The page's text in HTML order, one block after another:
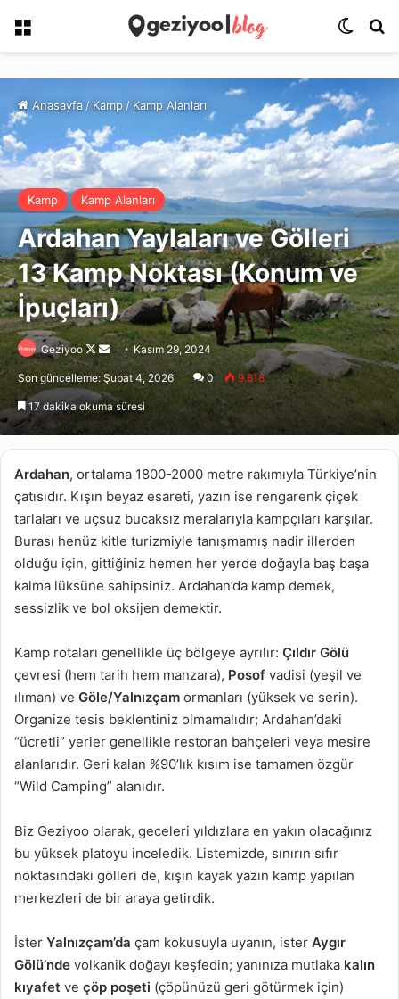
Menü Dış
Anasayfa /Kamp /Kamp Alanları
Kamp Kamp Alanları
Ardahan Yaylaları ve Gölleri
13 Kamp Noktası (Konum ve
İpuçları)
Geziyoo
Follow
on
X
Bir
e-
posta
göndermek
Kasım 29, 2024
Son güncelleme: Şubat 4, 2026 0 9.818
17 dakika okuma süresi
Ardahan, ortalama 1800-2000 metre rakımıyla Türkiye’nin
çatısıdır. Kışın beyaz esareti, yazın ise rengarenk çiçek
tarlaları ve uçsuz bucaksız meralarıyla kampçıları karşılar.
Burası henüz kitle turizmiyle tanışmamış nadir illerden
olduğu için, gittiğiniz hemen her yerde doğayla baş başa
kalma lüksüne sahipsiniz. Ardahan’da kamp demek,
sessizlik ve bol oksijen demektir.
Kamp rotaları genellikle üç bölgeye ayrılır: Çıldır Gölü
çevresi (hem tarih hem manzara), Posof vadisi (yeşil ve
ılıman) ve Göle/Yalnızçam ormanları (yüksek ve serin).
Organize tesis beklentiniz olmamalıdır; Ardahan’daki
“ücretli” yerler genellikle restoran bahçeleri veya mesire
alanlarıdır. Geri kalan %90’lık kısım ise tamamen özgür
“Wild Camping” alanıdır.
Biz Geziyoo olarak, geceleri yıldızlara en yakın olacağınız
bu yüksek platoyu inceledik. Listemizde, sınırın sıfır
noktasındaki gölleri de, kışın kayak yazın kamp yapılan
merkezleri de bir araya getirdik.
İster Yalnızçam’da çam kokusuyla uyanın, ister Aygır
Gölü’nde volkanik doğayı keşfedin; yanınıza mutlaka kalın
kıyafet ve çöp poşeti (çöpünüzü geri götürmek için)